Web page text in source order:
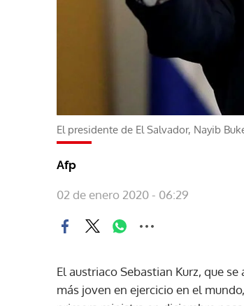
El presidente de El Salvador, Nayib
Afp
02 de enero 2020 - 06:29
El austriaco Sebastian Kurz, que
más joven en ejercicio en el